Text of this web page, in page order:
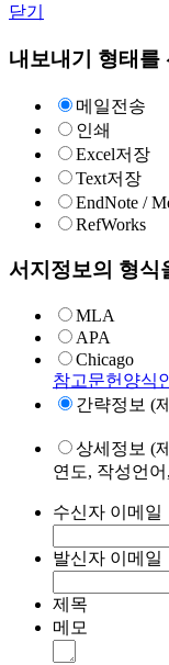
닫기
내보내기 형태를
메일전송
인쇄
Excel저장
Text저장
EndNote /
RefWorks
서지정보의 형식
MLA
APA
Chicago
참고문헌양식
간략정보 (
상세정보 (
연도, 작성언
수신자 이메일
발신자 이메일
제목
메모